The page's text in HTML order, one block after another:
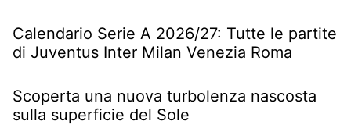
Calendario Serie A 2026/27: Tutte le partite
di Juventus Inter Milan Venezia Roma
Scoperta una nuova turbolenza nascosta
sulla superficie del Sole